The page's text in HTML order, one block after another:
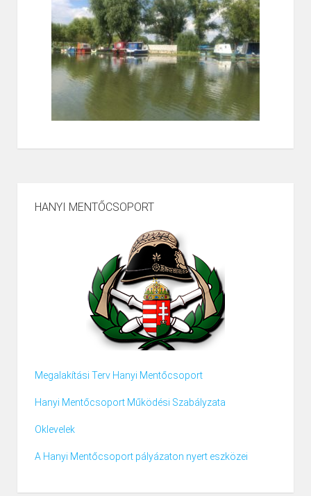
HANYI MENTŐCSOPORT
Megalakítási Terv Hanyi Mentőcsoport
Hanyi Mentőcsoport Működési Szabályzata
Oklevelek
A Hanyi Mentőcsoport pályázaton nyert eszközei